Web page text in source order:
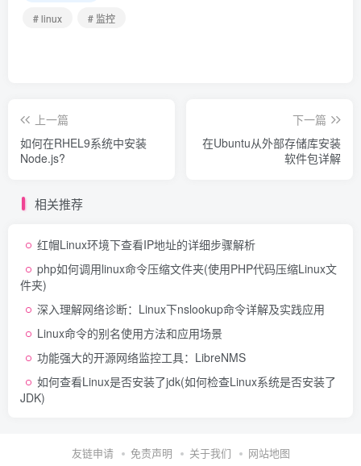
# linux
# 监控
上一篇
如何在RHEL9系统中安装
Node.js?
下一篇
在Ubuntu从外部存储库安装
软件包详解
相关推荐
红帽Linux环境下查看IP地址的详细步骤解析
php如何调用linux命令压缩文件夹(使用PHP代码压缩Linux文
件夹)
深入理解网络诊断：Linux下nslookup命令详解及实践应用
Linux命令的别名使用方法和应用场景
功能强大的开源网络监控工具：LibreNMS
如何查看Linux是否安装了jdk(如何检查Linux系统是否安装了
JDK)
友链申请 免责声明 关于我们 网站地图